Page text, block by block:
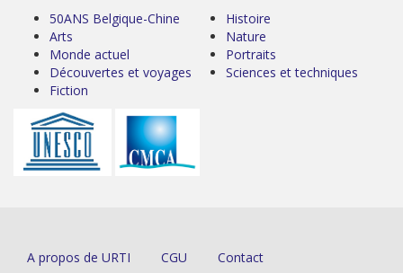
50ANS Belgique-Chine
Arts
Monde actuel
Découvertes et voyages
Fiction
Histoire
Nature
Portraits
Sciences et techniques
A propos de URTI CGU Contact